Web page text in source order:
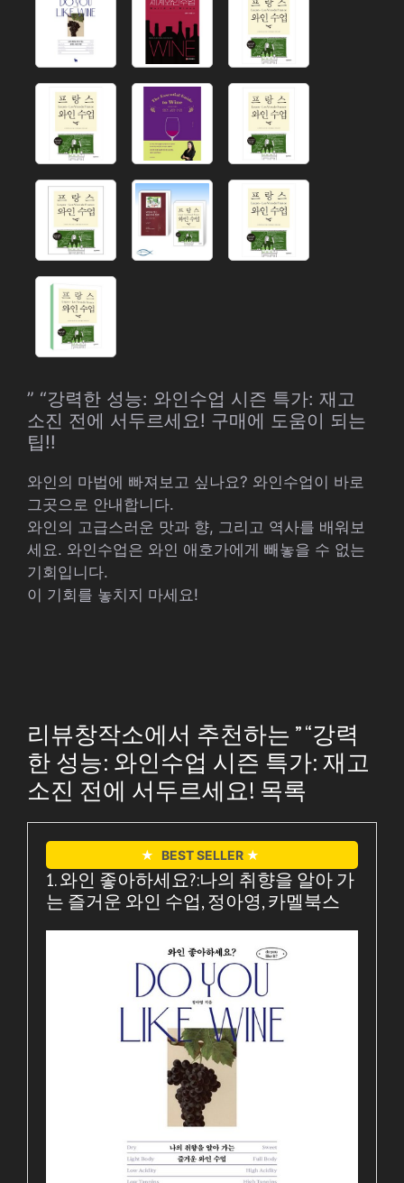
” “강력한 성능: 와인수업 시즌 특가: 재고
소진 전에 서두르세요! 구매에 도움이 되는
팁!!
와인의 마법에 빠져보고 싶나요? 와인수업이 바로
그곳으로 안내합니다.
와인의 고급스러운 맛과 향, 그리고 역사를 배워보
세요. 와인수업은 와인 애호가에게 빼놓을 수 없는
기회입니다.
이 기회를 놓치지 마세요!
리뷰창작소에서 추천하는 ” “강력
한 성능: 와인수업 시즌 특가: 재고
소진 전에 서두르세요! 목록
★ BEST SELLER ★
1. 와인 좋아하세요?:나의 취향을 알아 가
는 즐거운 와인 수업, 정아영, 카멜북스